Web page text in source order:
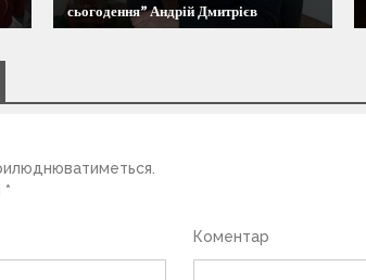
сьогодення” Андрій Дмитрієв
*
Коментар